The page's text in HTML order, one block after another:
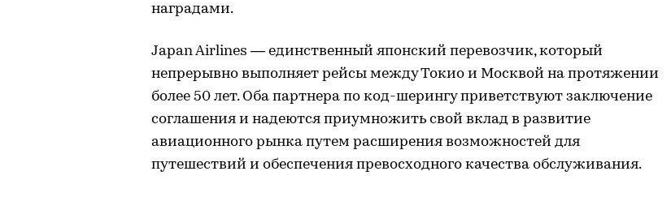
наградами.
Japan Airlines — единственный японский перевозчик, который
непрерывно выполняет рейсы между Токио и Москвой на протяжении
более 50 лет. Оба партнера по код-шерингу приветствуют заключение
соглашения и надеются приумножить свой вклад в развитие
авиационного рынка путем расширения возможностей для
путешествий и обеспечения превосходного качества обслуживания.